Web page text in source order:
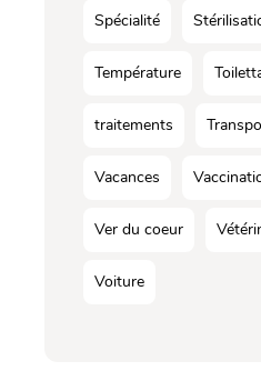
Spécialité
Température
traitements
Vacances
Ver du coeur
Voiture